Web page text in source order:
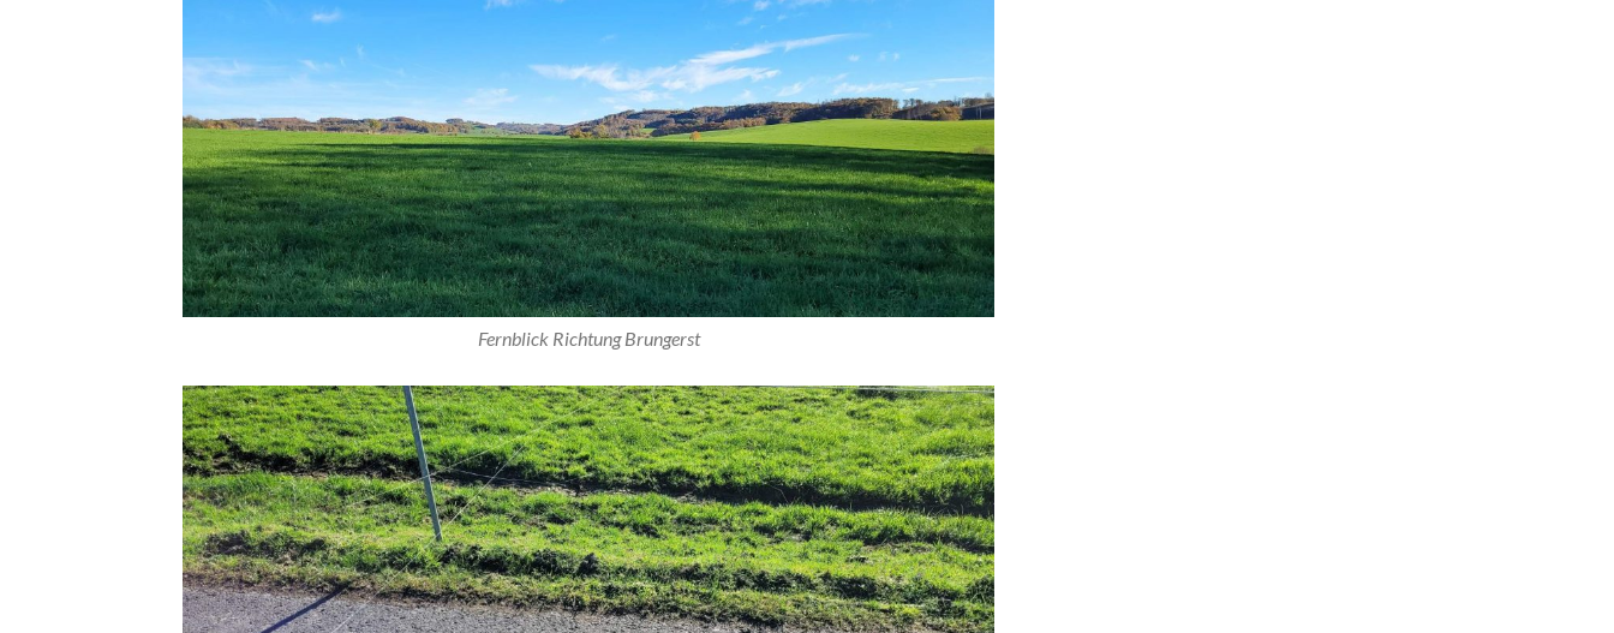
Fernblick Richtung Brungerst